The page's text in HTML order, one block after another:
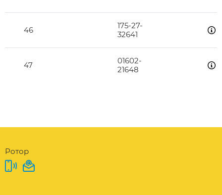
46
175-27-
32641
47
01602-
21648
Ротор